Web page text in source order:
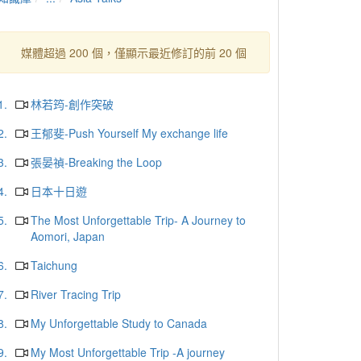
媒體超過 200 個，僅顯示最近修訂的前 20 個
林若筠-創作突破
王郁斐-Push Yourself My exchange life
張晏禎-Breaking the Loop
日本十日遊
The Most Unforgettable Trip- A Journey to
Aomori, Japan
Taichung
River Tracing Trip
My Unforgettable Study to Canada
My Most Unforgettable Trip -A journey